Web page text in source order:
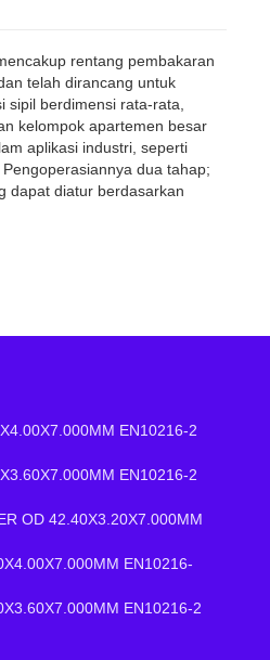
rentang pembakaran
telah dirancang untuk
sipil berdimensi rata-rata,
kelompok apartemen besar
aplikasi industri, seperti
dua tahap;
dapat diatur berdasarkan
EN10216-2
EN10216-2
OD 42.40X3.20X7.000MM
EN10216-
EN10216-2